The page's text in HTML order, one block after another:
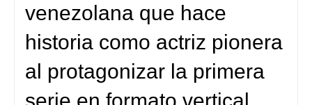
venezolana que hace
historia como actriz pionera
al protagonizar la primera
serie en formato vertical